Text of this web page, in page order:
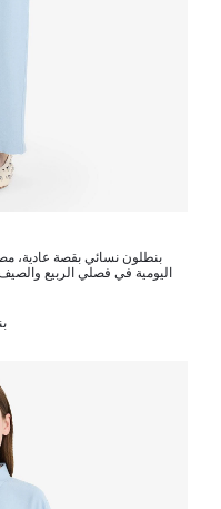
بنطلون نسائي بقصة عادية،